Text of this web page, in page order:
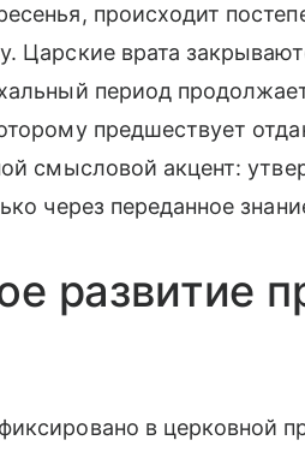
происходит
Царские врата
период
предшествует
смысловой акцент:
через переданное
развитие
в церковной